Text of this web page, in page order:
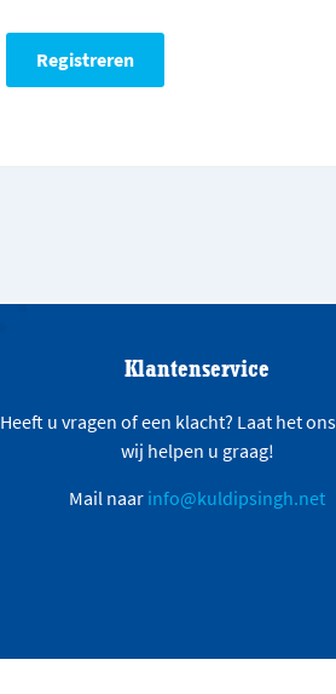
Klantenservice
Heeft u vragen of een klacht? Laat het
wij helpen u graag!
Mail naar info@kuldipsingh.net